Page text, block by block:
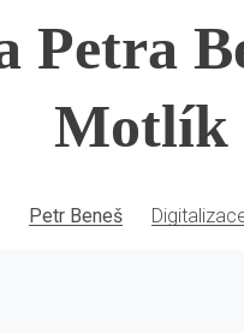
Petra
Motlík
Petr Beneš